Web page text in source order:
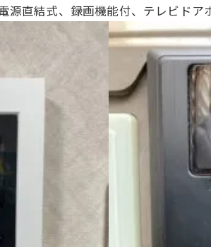
源直結式、録画機能付、テレビドア